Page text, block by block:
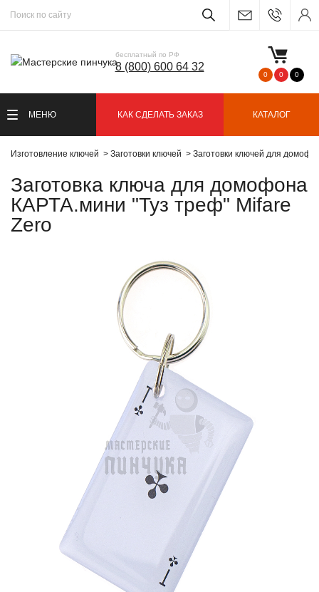
бесплатный по РФ
8 (800) 600 64 32
0 0 0
МЕНЮ КАК СДЕЛАТЬ ЗАКАЗ КАТАЛОГ
Изготовление ключей Заготовки ключей Заготовки ключей для
Заготовка ключа для домофона
КАРТА.мини "Туз треф" Mifare
Zero